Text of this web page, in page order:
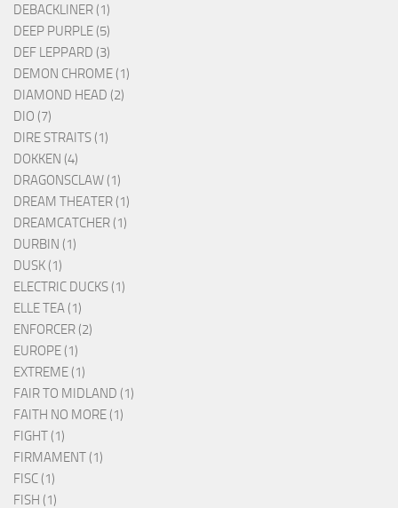
DEBACKLINER (1)
DEEP PURPLE (5)
DEF LEPPARD (3)
DEMON CHROME (1)
DIAMOND HEAD (2)
DIO (7)
DIRE STRAITS (1)
DOKKEN (4)
DRAGONSCLAW (1)
DREAM THEATER (1)
DREAMCATCHER (1)
DURBIN (1)
DUSK (1)
ELECTRIC DUCKS (1)
ELLE TEA (1)
ENFORCER (2)
EUROPE (1)
EXTREME (1)
FAIR TO MIDLAND (1)
FAITH NO MORE (1)
FIGHT (1)
FIRMAMENT (1)
FISC (1)
FISH (1)